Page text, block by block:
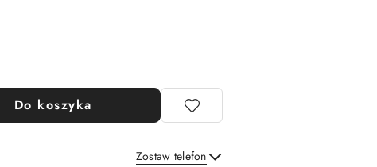
Do koszyka
Zostaw telefon